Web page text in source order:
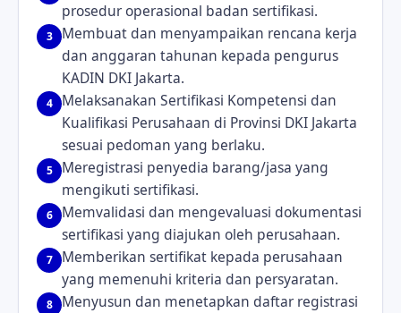
prosedur operasional badan sertifikasi.
3
Membuat dan menyampaikan rencana kerja
dan anggaran tahunan kepada pengurus
KADIN DKI Jakarta.
4
Melaksanakan Sertifikasi Kompetensi dan
Kualifikasi Perusahaan di Provinsi DKI Jakarta
sesuai pedoman yang berlaku.
5
Meregistrasi penyedia barang/jasa yang
mengikuti sertifikasi.
6
Memvalidasi dan mengevaluasi dokumentasi
sertifikasi yang diajukan oleh perusahaan.
7
Memberikan sertifikat kepada perusahaan
yang memenuhi kriteria dan persyaratan.
8
Menyusun dan menetapkan daftar registrasi